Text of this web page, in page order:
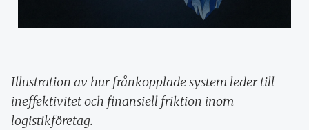
Illustration av hur frånkopplade system leder till
ineffektivitet och finansiell friktion inom
logistikföretag.